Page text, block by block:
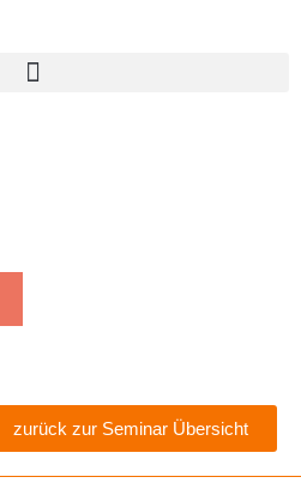
zurück zur Seminar Übersicht